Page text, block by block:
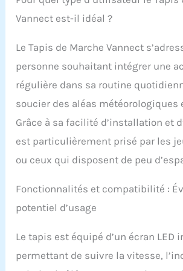
combustion
débutant ou
expérimenté,
convient.
𝗜𝗻𝗰𝗹𝗶𝗻𝗲́ 𝗮̀ 𝟵
de course
être réglé
horizontal.
l’efficacité de
l'entraînement.
Comparé aux
Vannect est-il idéal ?
Le Tapis de Marche Vannect
personne souhaitant intégrer une
régulière dans sa routine
soucier des aléas météorologiques
Grâce à sa facilité d’installation et
est particulièrement prisé par les
ou ceux qui disposent de peu
Fonctionnalités et compatibilité :
potentiel d’usage
Le tapis est équipé d’un écran LED
permettant de suivre la vitesse,